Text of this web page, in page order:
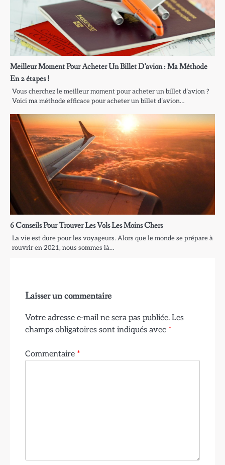
Meilleur Moment Pour Acheter Un Billet D’avion : Ma Méthode
En 2 étapes !
Vous cherchez le meilleur moment pour acheter un billet d’avion ?
Voici ma méthode efficace pour acheter un billet d’avion…
6 Conseils Pour Trouver Les Vols Les Moins Chers
La vie est dure pour les voyageurs. Alors que le monde se prépare à
rouvrir en 2021, nous sommes là…
Laisser un commentaire
Votre adresse e-mail ne sera pas publiée. Les
champs obligatoires sont indiqués avec *
Commentaire *